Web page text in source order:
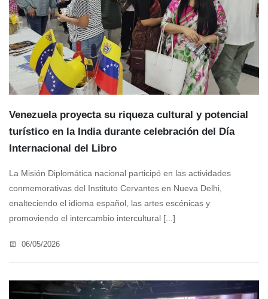
Venezuela proyecta su riqueza cultural y potencial
turístico en la India durante celebración del Día
Internacional del Libro
La Misión Diplomática nacional participó en las actividades
conmemorativas del Instituto Cervantes en Nueva Delhi,
enalteciendo el idioma español, las artes escénicas y
promoviendo el intercambio intercultural [...]
06/05/2026